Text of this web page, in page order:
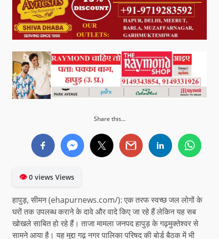
Share this...
👁0 views Views
हापुड़, सीमन (ehapurnews.com/): एक तरफ स्वच्छ जल लोगों के
घरों तक उपलब्ध कराने के दावे और वादे किए जा रहे हैं लेकिन यह सब
खोखले साबित हो रहे हैं। ताजा मामला जनपद हापुड़ के गढ़मुक्तेश्वर से
सामने आया है। यह मुद्दा गढ़ नगर पालिका परिषद की बोर्ड बैठक में भी